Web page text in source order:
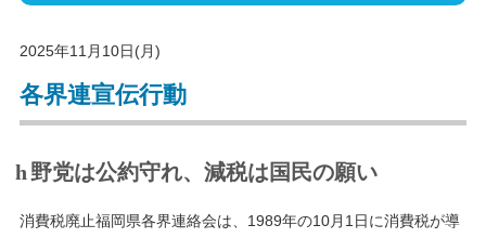
2025年11月10日(月)
各界連宣伝行動
野党は公約守れ、減税は国民の願い
消費税廃止福岡県各界連絡会は、1989年の10月1日に消費税が導